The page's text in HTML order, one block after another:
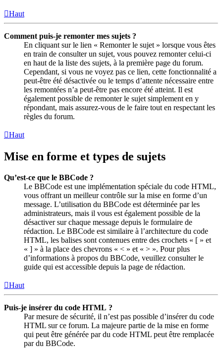
Haut
Comment puis-je remonter mes sujets ?
En cliquant sur le lien « Remonter le sujet » lorsque vous êtes
en train de consulter un sujet, vous pouvez remonter celui-ci
en haut de la liste des sujets, à la première page du forum.
Cependant, si vous ne voyez pas ce lien, cette fonctionnalité a
peut-être été désactivée ou le temps d’attente nécessaire entre
les remontées n’a peut-être pas encore été atteint. Il est
également possible de remonter le sujet simplement en y
répondant, mais assurez-vous de le faire tout en respectant les
règles du forum.
Haut
Mise en forme et types de sujets
Qu’est-ce que le BBCode ?
Le BBCode est une implémentation spéciale du code HTML,
vous offrant un meilleur contrôle sur la mise en forme d’un
message. L’utilisation du BBCode est déterminée par les
administrateurs, mais il vous est également possible de la
désactiver sur chaque message depuis le formulaire de
rédaction. Le BBCode est similaire à l’architecture du code
HTML, les balises sont contenues entre des crochets « [ » et
« ] » à la place des chevrons « < » et « > ». Pour plus
d’informations à propos du BBCode, veuillez consulter le
guide qui est accessible depuis la page de rédaction.
Haut
Puis-je insérer du code HTML ?
Par mesure de sécurité, il n’est pas possible d’insérer du code
HTML sur ce forum. La majeure partie de la mise en forme
qui peut être générée par du code HTML peut être remplacée
par du BBCode.